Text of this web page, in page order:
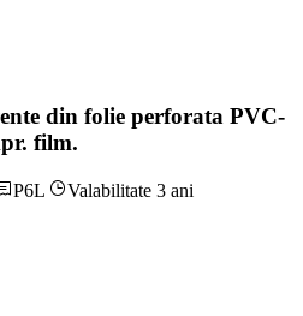
din folie perforata PVC-
film.
P6L
Valabilitate 3 ani